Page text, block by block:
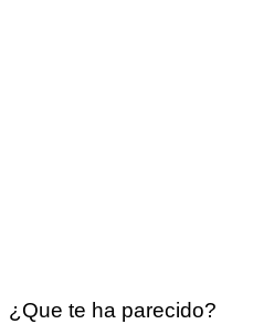
¿Que te ha parecido?